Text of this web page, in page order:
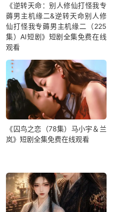
《逆转天命：别人修仙打怪我专
薅男主机缘二&逆转天命别人修
仙打怪我专薅男主机缘二（225
集）AI短剧》短剧全集免费在线
观看
《囚鸟之恋（78集）马小宇＆兰
岚》短剧全集免费在线观看